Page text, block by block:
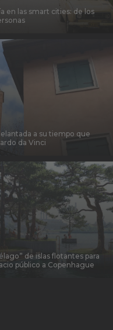
en las smart cities: de los
a su tiempo que
da Vinci
de islas flotantes para
público a Copenhague